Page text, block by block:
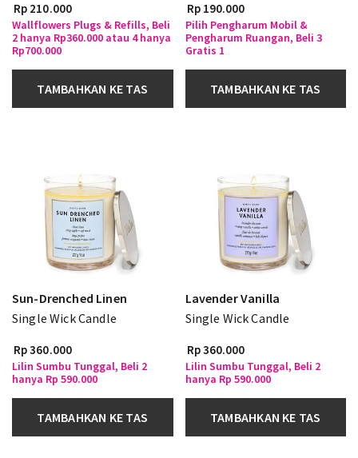
Rp 210.000
Wallflowers Plugs & Refills, Beli
2 hanya Rp360.000 atau 4 hanya
Rp700.000
TAMBAHKAN KE TAS
Rp 190.000
Pilih Pengharum Mobil &
Pengharum Ruangan, Beli 3
Gratis 1
TAMBAHKAN KE TAS
Sun-Drenched Linen
Single Wick Candle
Rp 360.000
Lilin Sumbu Tunggal, Beli 2
hanya Rp 590.000
TAMBAHKAN KE TAS
Lavender Vanilla
Single Wick Candle
Rp 360.000
Lilin Sumbu Tunggal, Beli 2
hanya Rp 590.000
TAMBAHKAN KE TAS